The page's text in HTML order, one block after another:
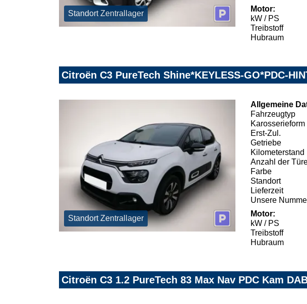
Standort Zentrallager
Motor:
kW / PS
Treibstoff
Hubraum
Citroën C3 PureTech Shine*KEYLESS-GO*PDC-
Standort Zentrallager
Allgemeine
Fahrzeugtyp
Karosserieform
Erst-Zul.
Getriebe
Kilometerstand
Anzahl der
Farbe
Standort
Lieferzeit
Unsere
Motor:
kW / PS
Treibstoff
Hubraum
Citroën C3 1.2 PureTech 83 Max Nav PDC Kam